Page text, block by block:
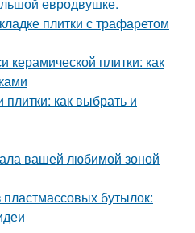
плитки с трафаретом
керамической плитки: как
как выбрать и
вашей любимой зоной
пластмассовых бутылок: